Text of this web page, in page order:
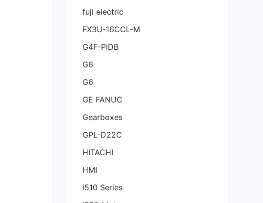
fuji electric
FX3U-16CCL-M
G4F-PIDB
G6
G6
GE FANUC
Gearboxes
GPL-D22C
HITACHI
HMI
i510 Series